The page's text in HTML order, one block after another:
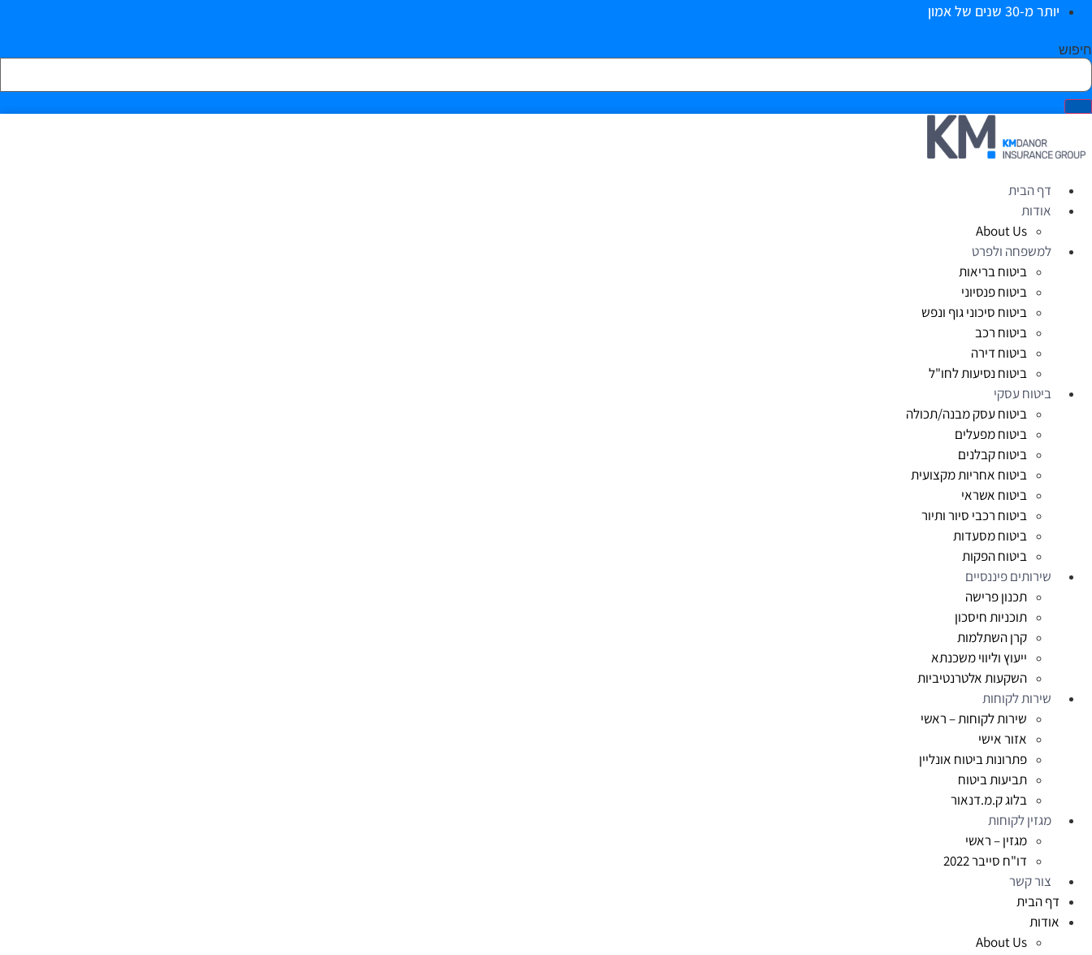
יותר מ-30 שנים של אמון
חיפוש
דף הבית
אודות
About Us
למשפחה ולפרט
ביטוח בריאות
ביטוח פנסיוני
ביטוח סיכוני גוף ונפש
ביטוח רכב
ביטוח דירה
ביטוח נסיעות לחו"ל
ביטוח עסקי
ביטוח עסק מבנה/תכולה
ביטוח מפעלים
ביטוח קבלנים
ביטוח אחריות מקצועית
ביטוח אשראי
ביטוח רכבי סיור ותיור
ביטוח מסעדות
ביטוח הפקות
שירותים פיננסיים
תכנון פרישה
תוכניות חיסכון
קרן השתלמות
ייעוץ וליווי משכנתא
השקעות אלטרנטיביות
שירות לקוחות
שירות לקוחות – ראשי
אזור אישי
פתרונות ביטוח אונליין
תביעות ביטוח
בלוג ק.מ.דנאור
מגזין לקוחות
מגזין – ראשי
דו"ח סייבר 2022
צור קשר
דף הבית
אודות
About Us